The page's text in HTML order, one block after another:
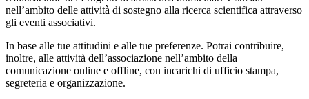
nell’ambito delle attività di sostegno alla ricerca scientifica attraverso
gli eventi associativi.
In base alle tue attitudini e alle tue preferenze. Potrai contribuire,
inoltre, alle attività dell’associazione nell’ambito della
comunicazione online e offline, con incarichi di ufficio stampa,
segreteria e organizzazione.